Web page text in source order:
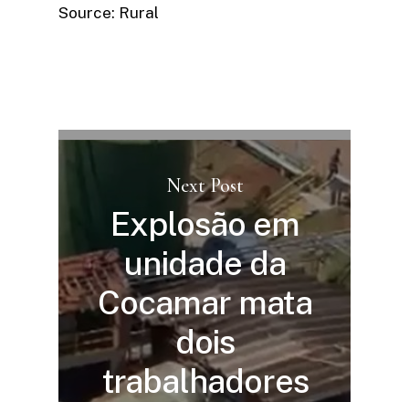
Source: Rural
Next Post
Explosão em
unidade da
Cocamar mata
dois
trabalhadores